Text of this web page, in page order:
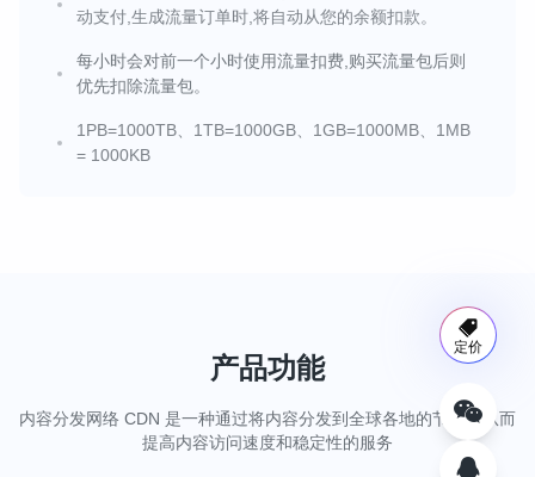
动支付,生成流量订单时,将自动从您的余额扣款。
每小时会对前一个小时使用流量扣费,购买流量包后则
优先扣除流量包。
1PB=1000TB、1TB=1000GB、1GB=1000MB、1MB
= 1000KB
产品功能
内容分发网络 CDN 是一种通过将内容分发到全球各地的节点，从而
提高内容访问速度和稳定性的服务
定价